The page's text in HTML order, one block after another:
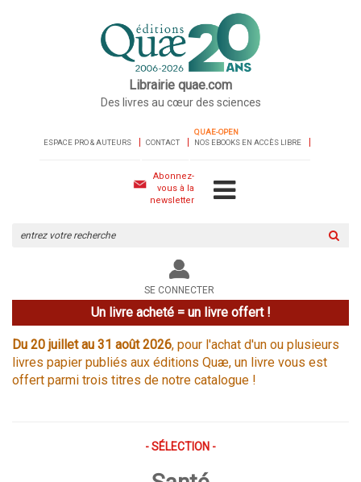
Librairie quae.com
Des livres au cœur des sciences
ESPACE PRO & AUTEURS CONTACT
QUAE-OPEN
NOS EBOOKS EN ACCÈS LIBRE
Abonnez-
vous à la
newsletter
le
site
SE CONNECTER
Un livre acheté = un livre offert !
Du 20 juillet au 31 août 2026, pour l'achat d'un ou plusieurs
livres papier publiés aux éditions Quæ, un livre vous est
offert parmi trois titres de notre catalogue !
- SÉLECTION -